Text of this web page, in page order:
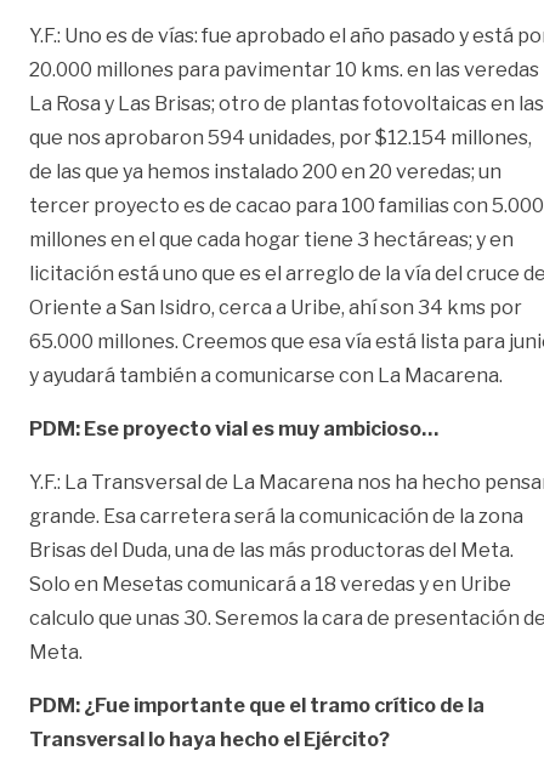
Y.F.: Uno es de vías: fue aprobado el año pasado y está
20.000 millones para pavimentar 10 kms. en las veredas
La Rosa y Las Brisas; otro de plantas fotovoltaicas en las
que nos aprobaron 594 unidades, por $12.154 millones,
de las que ya hemos instalado 200 en 20 veredas; un
tercer proyecto es de cacao para 100 familias con 5.000
millones en el que cada hogar tiene 3 hectáreas; y en
licitación está uno que es el arreglo de la vía del cruce
Oriente a San Isidro, cerca a Uribe, ahí son 34 kms por
65.000 millones. Creemos que esa vía está lista para
y ayudará también a comunicarse con La Macarena.
PDM: Ese proyecto vial es muy ambicioso…
Y.F.: La Transversal de La Macarena nos ha hecho
grande. Esa carretera será la comunicación de la zona
Brisas del Duda, una de las más productoras del Meta.
Solo en Mesetas comunicará a 18 veredas y en Uribe
calculo que unas 30. Seremos la cara de presentación
Meta.
PDM: ¿Fue importante que el tramo crítico de la
Transversal lo haya hecho el Ejército?